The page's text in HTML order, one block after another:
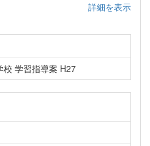
詳細を表示
校 学習指導案 H27